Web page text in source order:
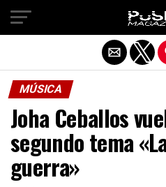
MÚSICA
Joha Ceballos
segundo tema
guerra»
Salir de la